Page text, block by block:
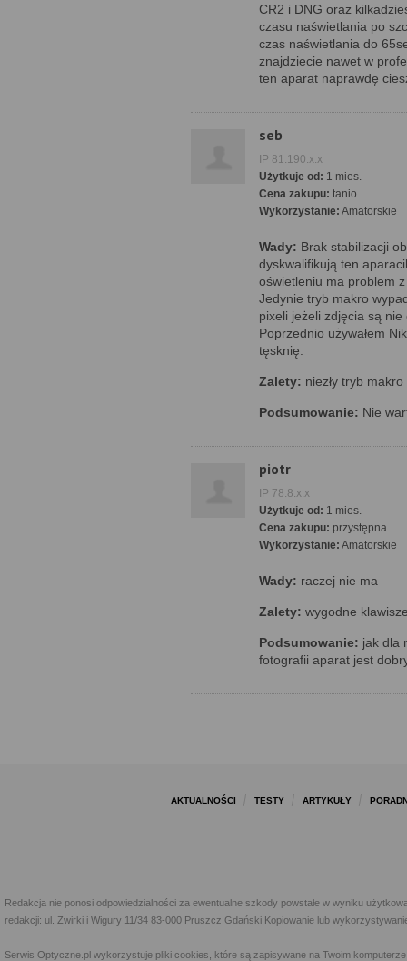
CR2 i DNG oraz
czasu naświetlania po
czas naświetlania do
znajdziecie nawet w
ten aparat naprawdę
seb
IP 81.190.x.x
Użytkuje od: 1 mies.
Cena zakupu: tanio
Wykorzystanie: Amatorskie
Wady: Brak stabilizacji
dyskwalifikują ten
oświetleniu ma problem
Jedynie tryb makro
pixeli jeżeli zdjęcia są
Poprzednio używałem
tęsknię.
Zalety: niezły tryb
Podsumowanie: Nie
piotr
IP 78.8.x.x
Użytkuje od: 1 mies.
Cena zakupu: przystępna
Wykorzystanie: Amatorskie
Wady: raczej nie ma
Zalety: wygodne
Podsumowanie: jak dla
fotografii aparat jest
AKTUALNOŚCI TESTY ARTYKUŁY
Redakcja nie ponosi odpowiedzialności za ewentualne szkody powstałe w wyniku
redakcji: ul. Żwirki i Wigury 11/34 83-000 Pruszcz Gdański Kopiowanie lub
Serwis Optyczne.pl wykorzystuje pliki cookies, które są zapisywane na Twoim